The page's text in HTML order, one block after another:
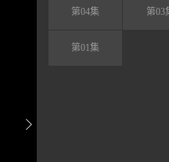
第04集 第03
第01集